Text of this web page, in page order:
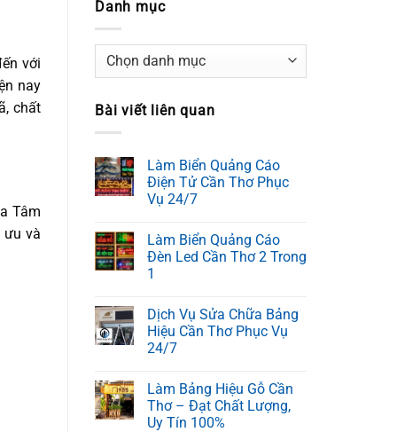
với
nay
chất
Tâm
ưu và
Danh mục
Danh
mục
Bài viết liên quan
Làm Biển Quảng Cáo
Điện Tử Cần Thơ Phục
Vụ 24/7
Làm Biển Quảng Cáo
Đèn Led Cần Thơ 2 Trong
1
Dịch Vụ Sửa Chữa Bảng
Hiệu Cần Thơ Phục Vụ
24/7
Làm Bảng Hiệu Gỗ Cần
Thơ – Đạt Chất Lượng,
Uy Tín 100%